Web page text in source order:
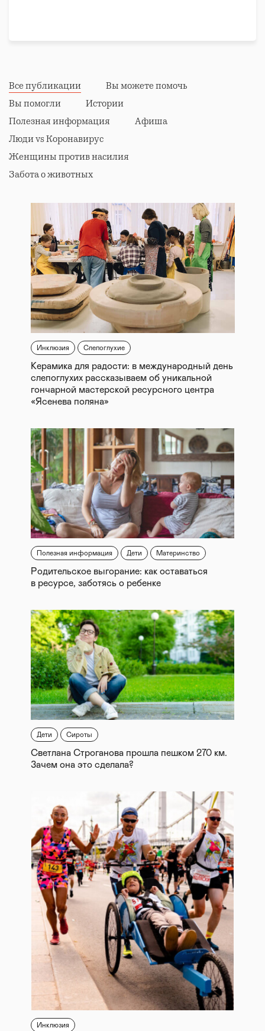
Все публикации
Вы можете помочь
Вы помогли
Истории
Полезная информация
Афиша
Люди vs Коронавирус
Женщины против насилия
Забота о животных
Инклюзия Слепоглухие
Керамика для радости: в международный день
слепоглухих рассказываем об уникальной
гончарной мастерской ресурсного центра
«Ясенева поляна»
Полезная информация Дети Материнство
Родительское выгорание: как оставаться
в ресурсе, заботясь о ребенке
Дети Сироты
Светлана Строганова прошла пешком 270 км.
Зачем она это сделала?
Инклюзия